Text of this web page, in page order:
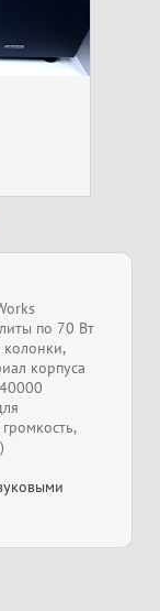
по 70 Вт
колонки,
корпуса